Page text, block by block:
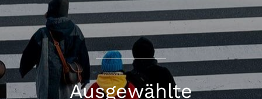
Ausgewählte